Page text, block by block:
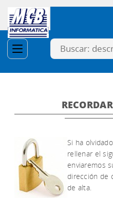
Si ha
rellenar el
enviaremos
dirección de
de alta.